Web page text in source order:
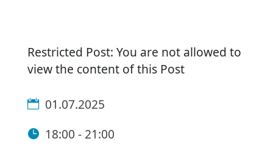
Restricted Post: You are not allowed to
view the content of this Post
01.07.2025
18:00 - 21:00